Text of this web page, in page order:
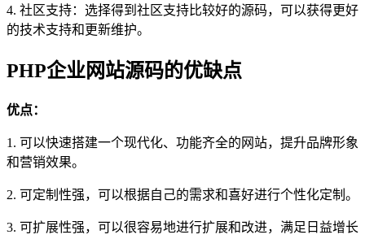
4. 社区支持：选择得到社区支持比较好的源码，可以获得更好
的技术支持和更新维护。
PHP企业网站源码的优缺点
优点：
1. 可以快速搭建一个现代化、功能齐全的网站，提升品牌形象
和营销效果。
2. 可定制性强，可以根据自己的需求和喜好进行个性化定制。
3. 可扩展性强，可以很容易地进行扩展和改进，满足日益增长